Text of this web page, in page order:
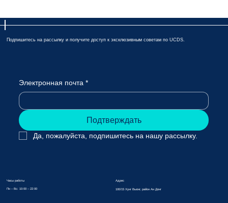
Подпишитесь на рассылку и получите доступ к эксклюзивным советам по UCDS.
Электронная почта *
Подтверждать
Да, пожалуйста, подпишитесь на нашу рассылку.
Часы работы
Пн – Вс: 10:00 – 22:00
Адрес
100/15 Хунг Выонг, район Ан Донг